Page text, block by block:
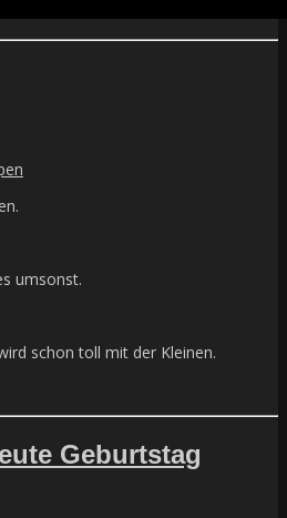
umsonst.
schon toll mit der Kleinen.
Geburtstag